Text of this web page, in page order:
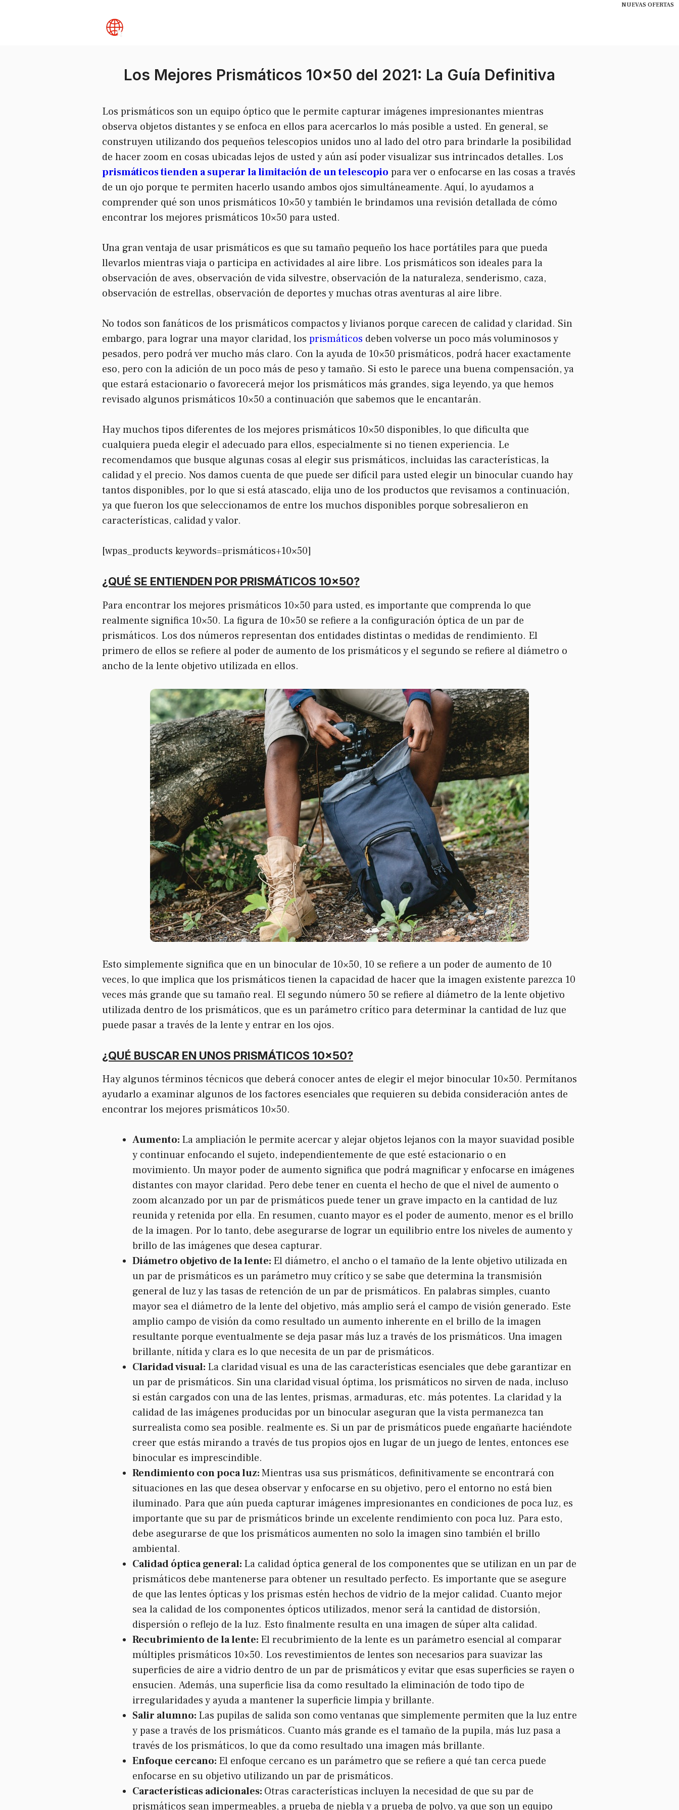
NUEVAS OFERTAS
Los Mejores Prismáticos 10×50 del 2021: La Guía Definitiva
Los prismáticos son un equipo óptico que le permite capturar imágenes impresionantes mientras
observa objetos distantes y se enfoca en ellos para acercarlos lo más posible a usted. En general, se
construyen utilizando dos pequeños telescopios unidos uno al lado del otro para brindarle la posibilidad
de hacer zoom en cosas ubicadas lejos de usted y aún así poder visualizar sus intrincados detalles. Los
prismáticos tienden a superar la limitación de un telescopio para ver o enfocarse en las cosas a través
de un ojo porque te permiten hacerlo usando ambos ojos simultáneamente. Aquí, lo ayudamos a
comprender qué son unos prismáticos 10×50 y también le brindamos una revisión detallada de cómo
encontrar los mejores prismáticos 10×50 para usted.
Una gran ventaja de usar prismáticos es que su tamaño pequeño los hace portátiles para que pueda
llevarlos mientras viaja o participa en actividades al aire libre. Los prismáticos son ideales para la
observación de aves, observación de vida silvestre, observación de la naturaleza, senderismo, caza,
observación de estrellas, observación de deportes y muchas otras aventuras al aire libre.
No todos son fanáticos de los prismáticos compactos y livianos porque carecen de calidad y claridad. Sin
embargo, para lograr una mayor claridad, los prismáticos deben volverse un poco más voluminosos y
pesados, pero podrá ver mucho más claro. Con la ayuda de 10×50 prismáticos, podrá hacer exactamente
eso, pero con la adición de un poco más de peso y tamaño. Si esto le parece una buena compensación, ya
que estará estacionario o favorecerá mejor los prismáticos más grandes, siga leyendo, ya que hemos
revisado algunos prismáticos 10×50 a continuación que sabemos que le encantarán.
Hay muchos tipos diferentes de los mejores prismáticos 10×50 disponibles, lo que dificulta que
cualquiera pueda elegir el adecuado para ellos, especialmente si no tienen experiencia. Le
recomendamos que busque algunas cosas al elegir sus prismáticos, incluidas las características, la
calidad y el precio. Nos damos cuenta de que puede ser difícil para usted elegir un binocular cuando hay
tantos disponibles, por lo que si está atascado, elija uno de los productos que revisamos a continuación,
ya que fueron los que seleccionamos de entre los muchos disponibles porque sobresalieron en
características, calidad y valor.
[wpas_products keywords=prismáticos+10×50]
¿QUÉ SE ENTIENDEN POR PRISMÁTICOS 10×50?
Para encontrar los mejores prismáticos 10×50 para usted, es importante que comprenda lo que
realmente significa 10×50. La figura de 10×50 se refiere a la configuración óptica de un par de
prismáticos. Los dos números representan dos entidades distintas o medidas de rendimiento. El
primero de ellos se refiere al poder de aumento de los prismáticos y el segundo se refiere al diámetro o
ancho de la lente objetivo utilizada en ellos.
Esto simplemente significa que en un binocular de 10×50, 10 se refiere a un poder de aumento de 10
veces, lo que implica que los prismáticos tienen la capacidad de hacer que la imagen existente parezca 10
veces más grande que su tamaño real. El segundo número 50 se refiere al diámetro de la lente objetivo
utilizada dentro de los prismáticos, que es un parámetro crítico para determinar la cantidad de luz que
puede pasar a través de la lente y entrar en los ojos.
¿QUÉ BUSCAR EN UNOS PRISMÁTICOS 10×50?
Hay algunos términos técnicos que deberá conocer antes de elegir el mejor binocular 10×50. Permítanos
ayudarlo a examinar algunos de los factores esenciales que requieren su debida consideración antes de
encontrar los mejores prismáticos 10×50.
Aumento: La ampliación le permite acercar y alejar objetos lejanos con la mayor suavidad posible
y continuar enfocando el sujeto, independientemente de que esté estacionario o en
movimiento. Un mayor poder de aumento significa que podrá magnificar y enfocarse en imágenes
distantes con mayor claridad. Pero debe tener en cuenta el hecho de que el nivel de aumento o
zoom alcanzado por un par de prismáticos puede tener un grave impacto en la cantidad de luz
reunida y retenida por ella. En resumen, cuanto mayor es el poder de aumento, menor es el brillo
de la imagen. Por lo tanto, debe asegurarse de lograr un equilibrio entre los niveles de aumento y
brillo de las imágenes que desea capturar.
Diámetro objetivo de la lente: El diámetro, el ancho o el tamaño de la lente objetivo utilizada en
un par de prismáticos es un parámetro muy crítico y se sabe que determina la transmisión
general de luz y las tasas de retención de un par de prismáticos. En palabras simples, cuanto
mayor sea el diámetro de la lente del objetivo, más amplio será el campo de visión generado. Este
amplio campo de visión da como resultado un aumento inherente en el brillo de la imagen
resultante porque eventualmente se deja pasar más luz a través de los prismáticos. Una imagen
brillante, nítida y clara es lo que necesita de un par de prismáticos.
Claridad visual: La claridad visual es una de las características esenciales que debe garantizar en
un par de prismáticos. Sin una claridad visual óptima, los prismáticos no sirven de nada, incluso
si están cargados con una de las lentes, prismas, armaduras, etc. más potentes. La claridad y la
calidad de las imágenes producidas por un binocular aseguran que la vista permanezca tan
surrealista como sea posible. realmente es. Si un par de prismáticos puede engañarte haciéndote
creer que estás mirando a través de tus propios ojos en lugar de un juego de lentes, entonces ese
binocular es imprescindible.
Rendimiento con poca luz:Mientras usa sus prismáticos, definitivamente se encontrará con
situaciones en las que desea observar y enfocarse en su objetivo, pero el entorno no está bien
iluminado. Para que aún pueda capturar imágenes impresionantes en condiciones de poca luz, es
importante que su par de prismáticos brinde un excelente rendimiento con poca luz. Para esto,
debe asegurarse de que los prismáticos aumenten no solo la imagen sino también el brillo
ambiental.
Calidad óptica general: La calidad óptica general de los componentes que se utilizan en un par de
prismáticos debe mantenerse para obtener un resultado perfecto. Es importante que se asegure
de que las lentes ópticas y los prismas estén hechos de vidrio de la mejor calidad. Cuanto mejor
sea la calidad de los componentes ópticos utilizados, menor será la cantidad de distorsión,
dispersión o reflejo de la luz. Esto finalmente resulta en una imagen de súper alta calidad.
Recubrimiento de la lente: El recubrimiento de la lente es un parámetro esencial al comparar
múltiples prismáticos 10×50. Los revestimientos de lentes son necesarios para suavizar las
superficies de aire a vidrio dentro de un par de prismáticos y evitar que esas superficies se rayen o
ensucien. Además, una superficie lisa da como resultado la eliminación de todo tipo de
irregularidades y ayuda a mantener la superficie limpia y brillante.
Salir alumno: Las pupilas de salida son como ventanas que simplemente permiten que la luz entre
y pase a través de los prismáticos. Cuanto más grande es el tamaño de la pupila, más luz pasa a
través de los prismáticos, lo que da como resultado una imagen más brillante.
Enfoque cercano: El enfoque cercano es un parámetro que se refiere a qué tan cerca puede
enfocarse en su objetivo utilizando un par de prismáticos.
Características adicionales: Otras características incluyen la necesidad de que su par de
prismáticos sean impermeables, a prueba de niebla y a prueba de polvo, ya que son un equipo